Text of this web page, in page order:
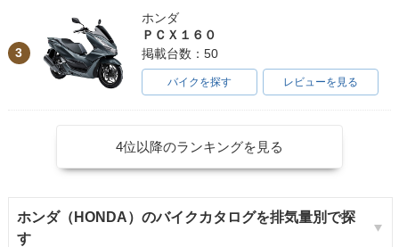
3
ホンダ
ＰＣＸ１６０
掲載台数：50
バイクを探す レビューを見る
4位以降のランキングを見る
ホンダ（HONDA）のバイクカタログを排気量別で探
す